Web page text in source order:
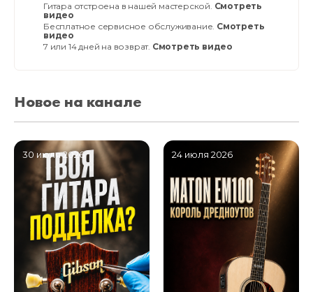
Гитара отстроена в нашей мастерской. Смотреть
видео
Бесплатное сервисное обслуживание. Смотреть
видео
7 или 14 дней на возврат. Смотреть видео
Новое на канале
30 июля 2026 24 июля 2026